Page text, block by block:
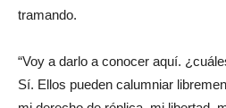
tramando.
“Voy a darlo a conocer aquí.
Sí. Ellos pueden calumniar